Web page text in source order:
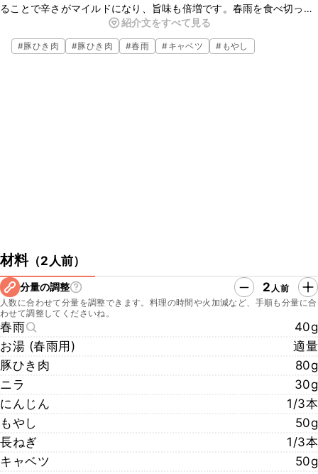
ることで辛さがマイルドになり、旨味も倍増です。春雨を食べ切った
ところに温かいごはんを入れて雑炊にするのもおすすめですよ。寒い
日にはぜひ作ってみてくださいね。
紹介文をすべて見る
#豚ひき肉 #豚ひき肉 #春雨 #キャベツ # もやし
材料（2人前）
分量の調整 2 人前
人数に合わせて分量を調整できます。料理の時間や火加減など、手順も分量に合
わせて調整してくださいね。
春雨
40g
お湯 (春雨用)
適量
豚ひき肉
80g
ニラ
30g
にんじん
1/3本
もやし
50g
長ねぎ
1/3本
キャベツ
50g